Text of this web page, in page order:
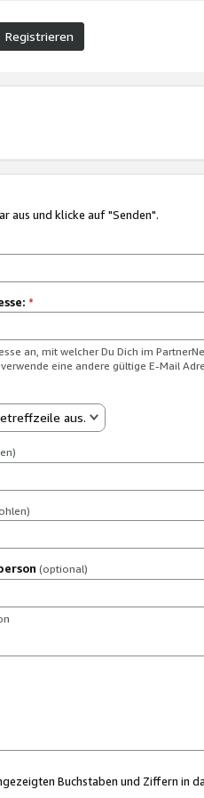
Registrieren
aus und klicke auf "Senden".
*
an, mit welcher Du Dich im
eine andere gültige E-Mail
aus.
(optional)
Buchstaben und Ziffern in